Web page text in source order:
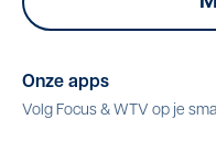
Onze apps
Volg Focus & WTV op je